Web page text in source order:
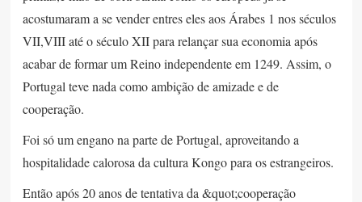
acostumaram a se vender entres eles aos Árabes 1 nos séculos
VII,VIII até o século XII para relançar sua economia após
acabar de formar um Reino independente em 1249. Assim, o
Portugal teve nada como ambição de amizade e de
cooperação.
Foi só um engano na parte de Portugal, aproveitando a
hospitalidade calorosa da cultura Kongo para os estrangeiros.
Então após 20 anos de tentativa da &quot;cooperação